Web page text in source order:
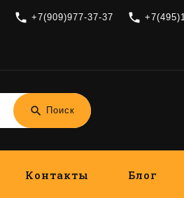
local_phone +7(909)977-37-37 local_phone
search Поиск
Контакты Блог